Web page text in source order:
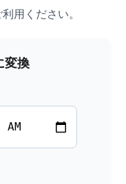
用ください。
変換